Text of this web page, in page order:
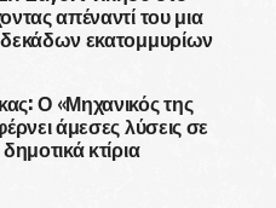
απέναντί του μια
δεκάδων εκατομμυρίων
Ο «Μηχανικός της
άμεσες λύσεις σε
κτίρια